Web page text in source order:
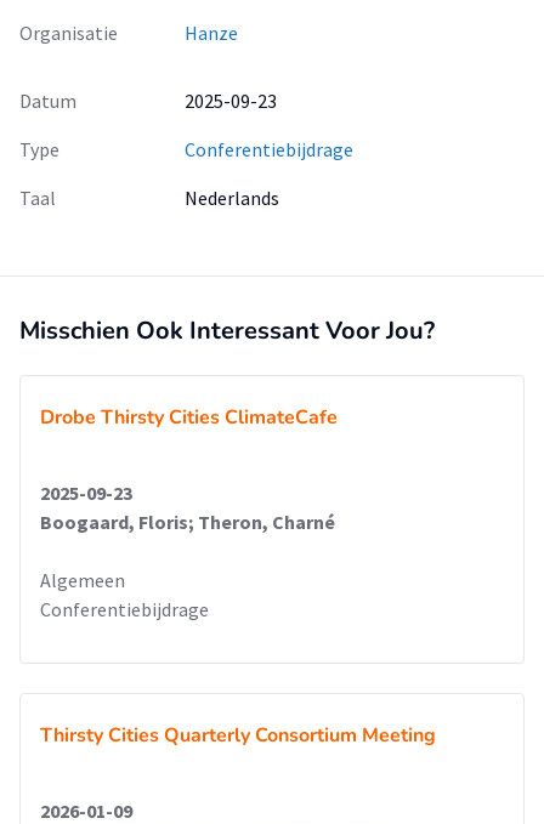
Organisatie Hanze
Datum
2025-09-23
Type
Conferentiebijdrage
Taal
Nederlands
Misschien Ook Interessant Voor Jou?
Drobe Thirsty Cities ClimateCafe
2025-09-23
Boogaard, Floris; Theron, Charné
Algemeen
Conferentiebijdrage
Thirsty Cities Quarterly Consortium Meeting
2026-01-09